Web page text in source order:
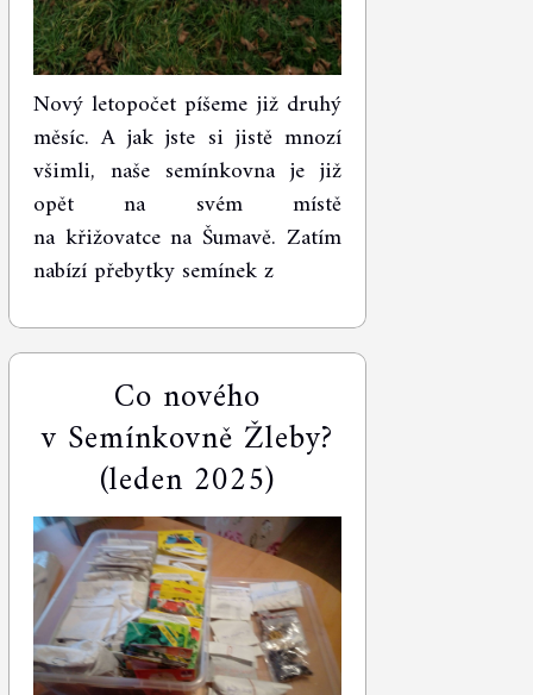
Nový letopočet píšeme již druhý
měsíc. A jak jste si jistě mnozí
všimli, naše semínkovna je již
opět na svém místě
na křižovatce na Šumavě. Zatím
nabízí přebytky semínek z
Co nového
v Semínkovně Žleby?
(leden 2025)